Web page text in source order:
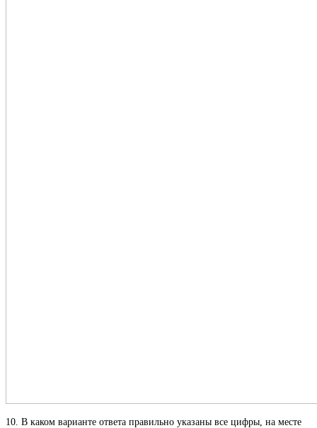
10. В каком варианте ответа правильно указаны все цифры, на месте